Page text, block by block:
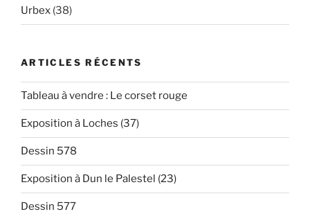
Urbex (38)
ARTICLES RÉCENTS
Tableau à vendre : Le corset rouge
Exposition à Loches (37)
Dessin 578
Exposition à Dun le Palestel (23)
Dessin 577